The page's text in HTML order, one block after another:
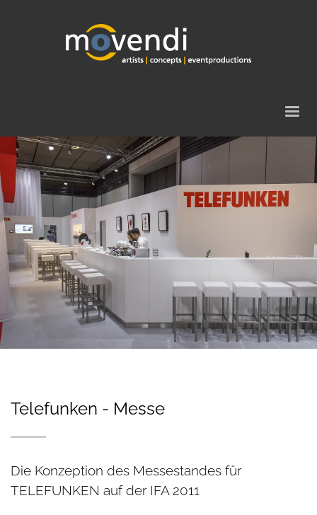
Telefunken - Messe
Die Konzeption des Messestandes für
TELEFUNKEN auf der IFA 2011